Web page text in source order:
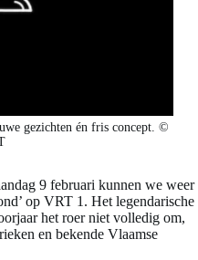
gezichten én fris concept. ©
9 februari kunnen we weer
op VRT 1. Het legendarische
het roer niet volledig om,
en bekende Vlaamse